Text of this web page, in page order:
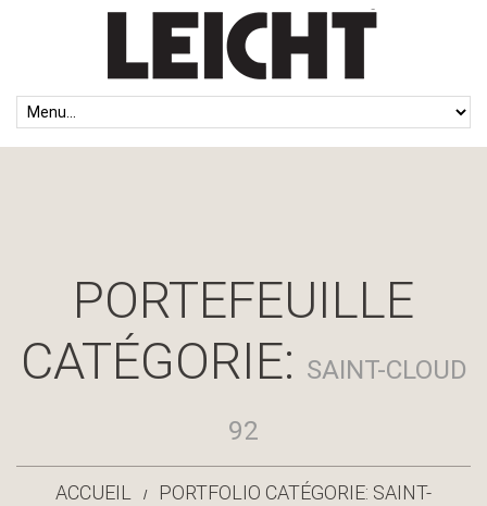
PORTEFEUILLE
CATÉGORIE: SAINT-CLOUD
92
ACCUEIL
PORTFOLIO CATÉGORIE: SAINT-